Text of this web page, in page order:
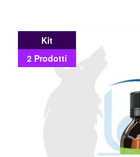
Kit
2 Prodotti